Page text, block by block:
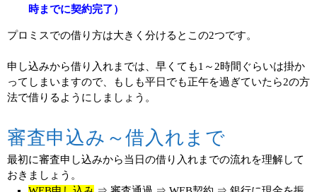
時までに契約完了）
プロミスでの借り方は大きく分けるとこの2つです。
申し込みから借り入れまでは、早くても1～2時間ぐらいは掛か
ってしまいますので、もしも平日でも正午を過ぎていたら2の方
法で借りるようにしましょう。
審査申込み～借入れまで
最初に審査申し込みから当日の借り入れまでの流れを理解して
おきましょう。